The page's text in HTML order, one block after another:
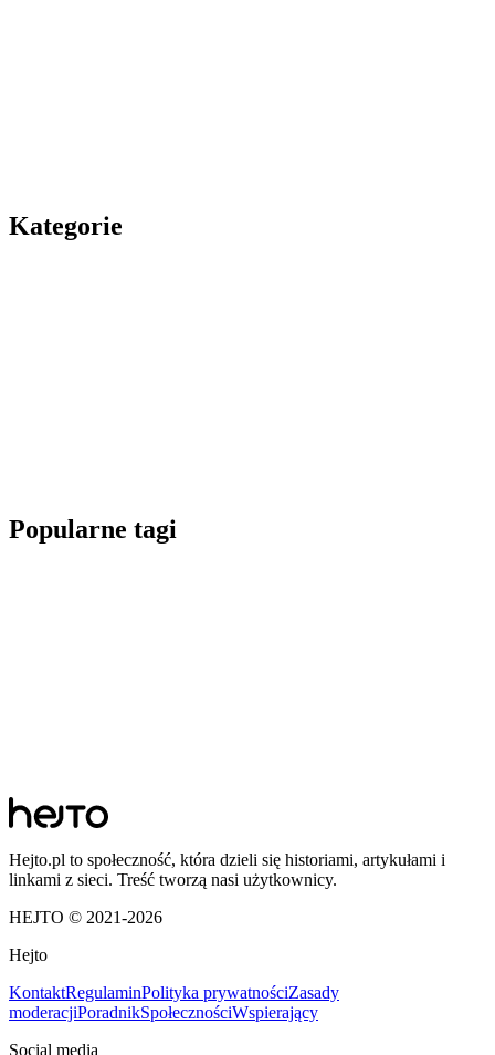
Kategorie
Popularne tagi
Hejto.pl to społeczność, która dzieli się historiami, artykułami i
linkami z sieci. Treść tworzą nasi użytkownicy.
HEJTO © 2021-2026
Hejto
KontaktRegulaminPolityka prywatnościZasady
moderacjiPoradnikSpołecznościWspierający
Social media